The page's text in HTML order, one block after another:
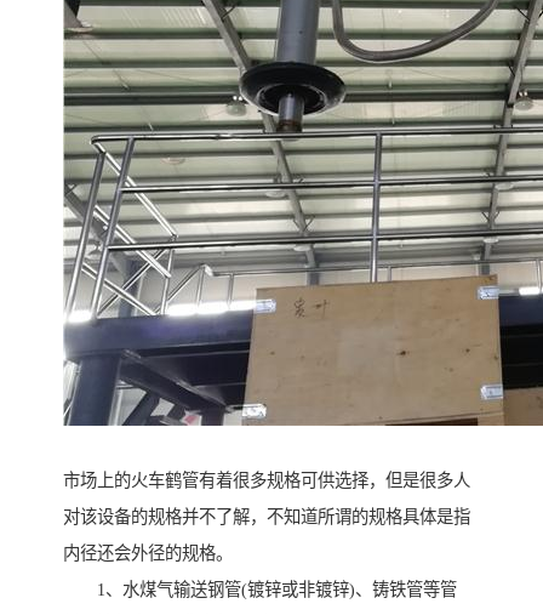
市场上的火车鹤管有着很多规格可供选择，但是很多人
对该设备的规格并不了解，不知道所谓的规格具体是指
内径还会外径的规格。
1、水煤气输送钢管(镀锌或非镀锌)、铸铁管等管